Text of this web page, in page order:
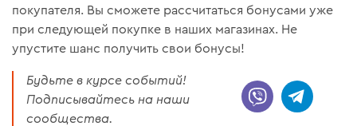
покупателя. Вы сможете рассчитаться бонусами уже
при следующей покупке в наших магазинах. Не
упустите шанс получить свои бонусы!
Будьте в курсе событий!
Подписывайтесь на наши
сообщества.